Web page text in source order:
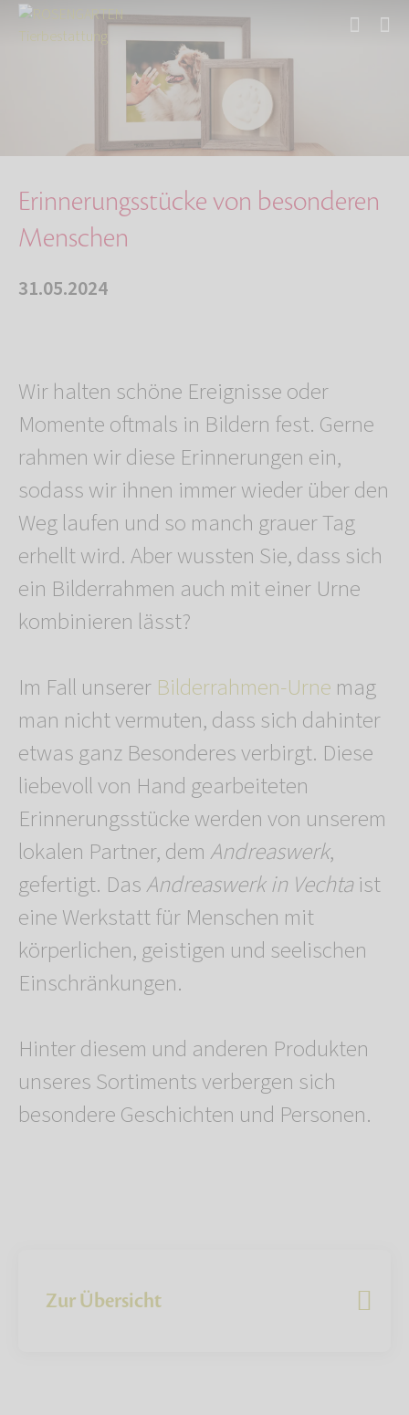
Aktuelles
Erinnerungsstücke von besonderen Menschen
Erinnerungsstücke von besonderen
Menschen
31.05.2024
Wir halten schöne Ereignisse oder
Momente oftmals in Bildern fest. Gerne
rahmen wir diese Erinnerungen ein,
sodass wir ihnen immer wieder über den
Weg laufen und so manch grauer Tag
erhellt wird. Aber wussten Sie, dass sich
ein Bilderrahmen auch mit einer Urne
kombinieren lässt?
Im Fall unserer Bilderrahmen-Urne mag
man nicht vermuten, dass sich dahinter
etwas ganz Besonderes verbirgt. Diese
liebevoll von Hand gearbeiteten
Erinnerungsstücke werden von unserem
lokalen Partner, demAndreaswerk,
gefertigt. DasAndreaswerk in Vechtaist
eine Werkstatt für Menschen mit
körperlichen, geistigen und seelischen
Einschränkungen.
Hinter diesem und anderen Produkten
unseres Sortiments verbergen sich
besondere Geschichten und Personen.
Zur Übersicht